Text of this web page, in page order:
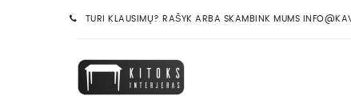
TURI KLAUSIMŲ? RAŠYK ARBA SKAMBINK MUMS